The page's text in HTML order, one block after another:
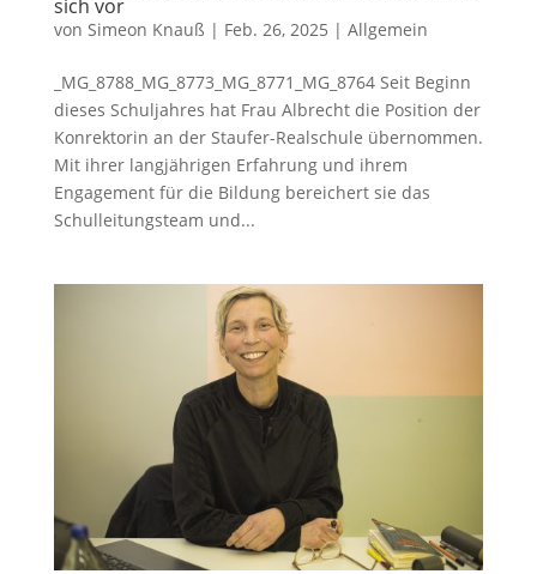
sich vor
von Simeon Knauß | Feb. 26, 2025 | Allgemein
_MG_8788_MG_8773_MG_8771_MG_8764 Seit Beginn
dieses Schuljahres hat Frau Albrecht die Position der
Konrektorin an der Staufer-Realschule übernommen.
Mit ihrer langjährigen Erfahrung und ihrem
Engagement für die Bildung bereichert sie das
Schulleitungsteam und...